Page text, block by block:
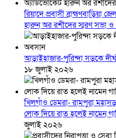
রিয়াদে প্রবাসী
হারুন অর রশীদের স্মরণ সভা ও
আড়াইহাজার-পুরিন্দা সড়কে
১৮ জুলাই ২০২৬
খিলগাঁও ডেমরা- রামপুরা
লোক দিয়ে রাত হলেই নামেন
জুলাই ২০২৬